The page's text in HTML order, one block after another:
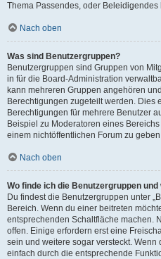
Thema Passendes, oder
Nach oben
Was sind Benutzergruppen?
Benutzergruppen sind Gruppen von
in für die Board-Administration
kann mehreren Gruppen angehören
Berechtigungen zugeteilt werden. Dies
Berechtigungen für mehrere Benutzer
Beispiel zu Moderatoren eines
einem nichtöffentlichen Forum zu
Nach oben
Wo finde ich die Benutzergruppen
Du findest die Benutzergruppen unter
Bereich. Wenn du einer beitreten
entsprechenden Schaltfläche machen.
offen. Einige erfordern erst eine
sein und weitere sogar versteckt. Wenn
einfach durch die entsprechende